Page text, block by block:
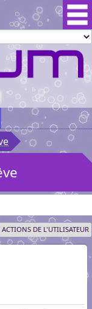
ACTIONS DE L'UTILISATEUR